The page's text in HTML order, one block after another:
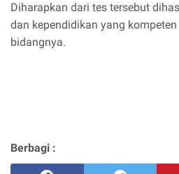
Diharapkan dari tes tersebut
dan kependidikan yang
bidangnya.
Berbagi :